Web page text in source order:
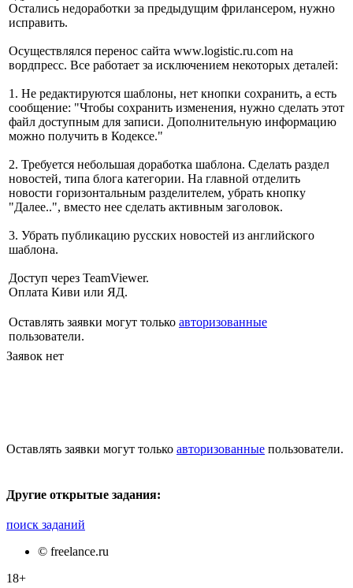
Остались недоработки за предыдущим фрилансером, нужно
исправить.
Осуществлялся перенос сайта www.logistic.ru.com на
вордпресс. Все работает за исключением некоторых деталей:
1. Не редактируются шаблоны, нет кнопки сохранить, а есть
сообщение: "Чтобы сохранить изменения, нужно сделать этот
файл доступным для записи. Дополнительную информацию
можно получить в Кодексе."
2. Требуется небольшая доработка шаблона. Сделать раздел
новостей, типа блога категории. На главной отделить
новости горизонтальным разделителем, убрать кнопку
"Далее..", вместо нее сделать активным заголовок.
3. Убрать публикацию русских новостей из английского
шаблона.
Доступ через TeamViewer.
Оплата Киви или ЯД.
Оставлять заявки могут только авторизованные
пользователи.
Заявок нет
Оставлять заявки могут только авторизованные пользователи.
Другие открытые задания:
поиск заданий
© freelance.ru
18+